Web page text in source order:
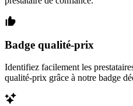
Badge qualité-prix
Identifiez facilement les
qualité-prix grâce à notre badge